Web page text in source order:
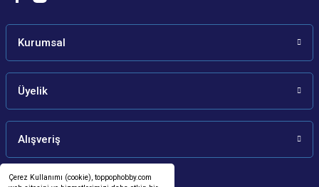
Çerez Kullanımı (cookie), toppophobby.com
Kurumsal
Üyelik
Alışveriş